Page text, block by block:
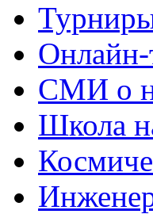
Онлайн-
СМИ о
Школа